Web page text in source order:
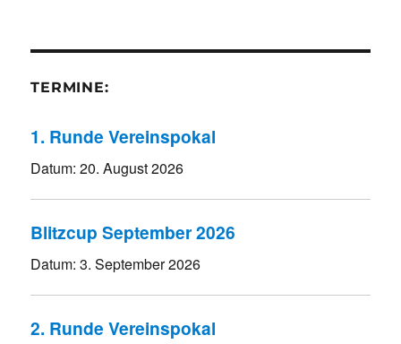
TERMINE:
1. Runde Vereinspokal
Datum:20. August 2026
Blitzcup September 2026
Datum:3. September 2026
2. Runde Vereinspokal